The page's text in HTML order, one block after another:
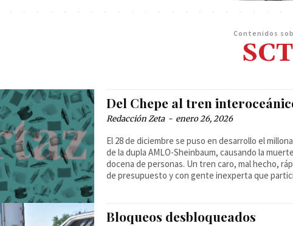
Contenidos
SCT
Del Chepe al tren
Redacción Zeta - enero 26, 2026
El 28 de diciembre se puso en desarrollo el
de la dupla AMLO-Sheinbaum, causando la
docena de personas. Un tren caro, mal hecho,
de presupuesto y con gente inexperta que
Bloqueos desbloqueados